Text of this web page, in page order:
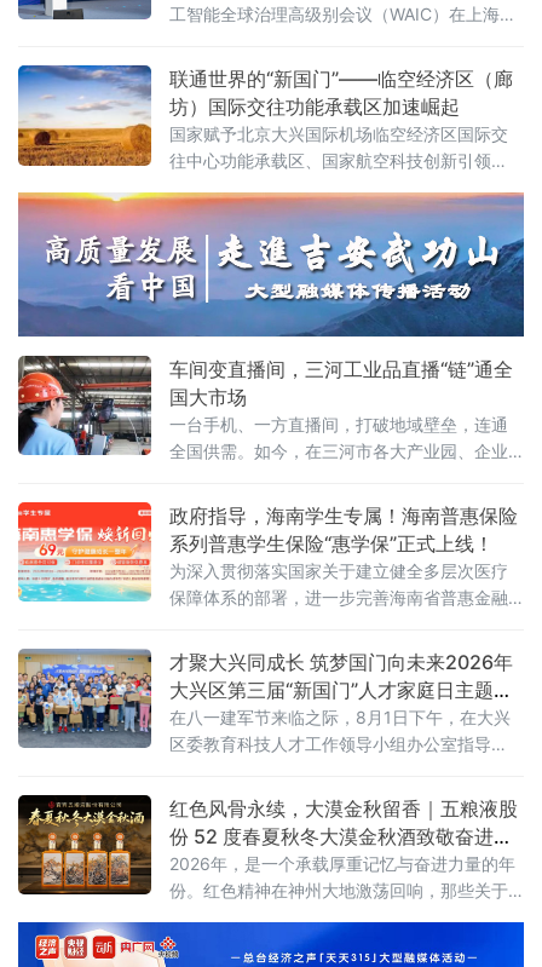
工智能全球治理高级别会议（WAIC）在上海举
WAIC持续汇聚前沿技术、产业实践与全球智
慧，推动人工智能更好地服务经济社会发展。
联通世界的“新国门”——临空经济区（廊
坊）国际交往功能承载区加速崛起
国家赋予北京大兴国际机场临空经济区国际交
往中心功能承载区、国家航空科技创新引领
位。近年来，临空经济区（廊坊）紧扣“三区”建
设目标，依托大兴机场世界级航空枢纽优势，
持续拓展国际商务交往与文化交流功能，全力
构筑首都“新国门”，打造京津冀协同发展的重要
引擎，国际交往中心功能承载区的定位愈发清
车间变直播间，三河工业品直播“链”通全
国大市场
一台手机、一方直播间，打破地域壁垒，连通
全国供需。如今，在三河市各大产业园、企业
尚。从智能家居制造到精密工业制冷，从越野
改装配件到高端装备制造，越来越多三河传统
工业企业跳出线下经销、上门拓客的固有模
式，以直播间为新赛道，让车间变镜头、产品
上云端、销路通全国。
政府指导，海南学生专属！海南普惠保险
系列普惠学生保险“惠学保”正式上线！
为深入贯彻落实国家关于建立健全多层次医疗
保障体系的部署，进一步完善海南省普惠金融
式上线发布。
才聚大兴同成长 筑梦国门向未来2026年
大兴区第三届“新国门”人才家庭日主题沙
龙活动圆满举行
在八一建军节来临之际，8月1日下午，在大兴
区委教育科技人才工作领导小组办公室指导
聚大兴同成长，筑梦国门向未来”大兴区第三
届“新国门”人才家庭日主题沙龙活动。
红色风骨永续，大漠金秋留香｜五粮液股
份 52 度春夏秋冬大漠金秋酒致敬奋进时
代
2026年，是一个承载厚重记忆与奋进力量的年
份。红色精神在神州大地激荡回响，那些关于
鲜明的底色。